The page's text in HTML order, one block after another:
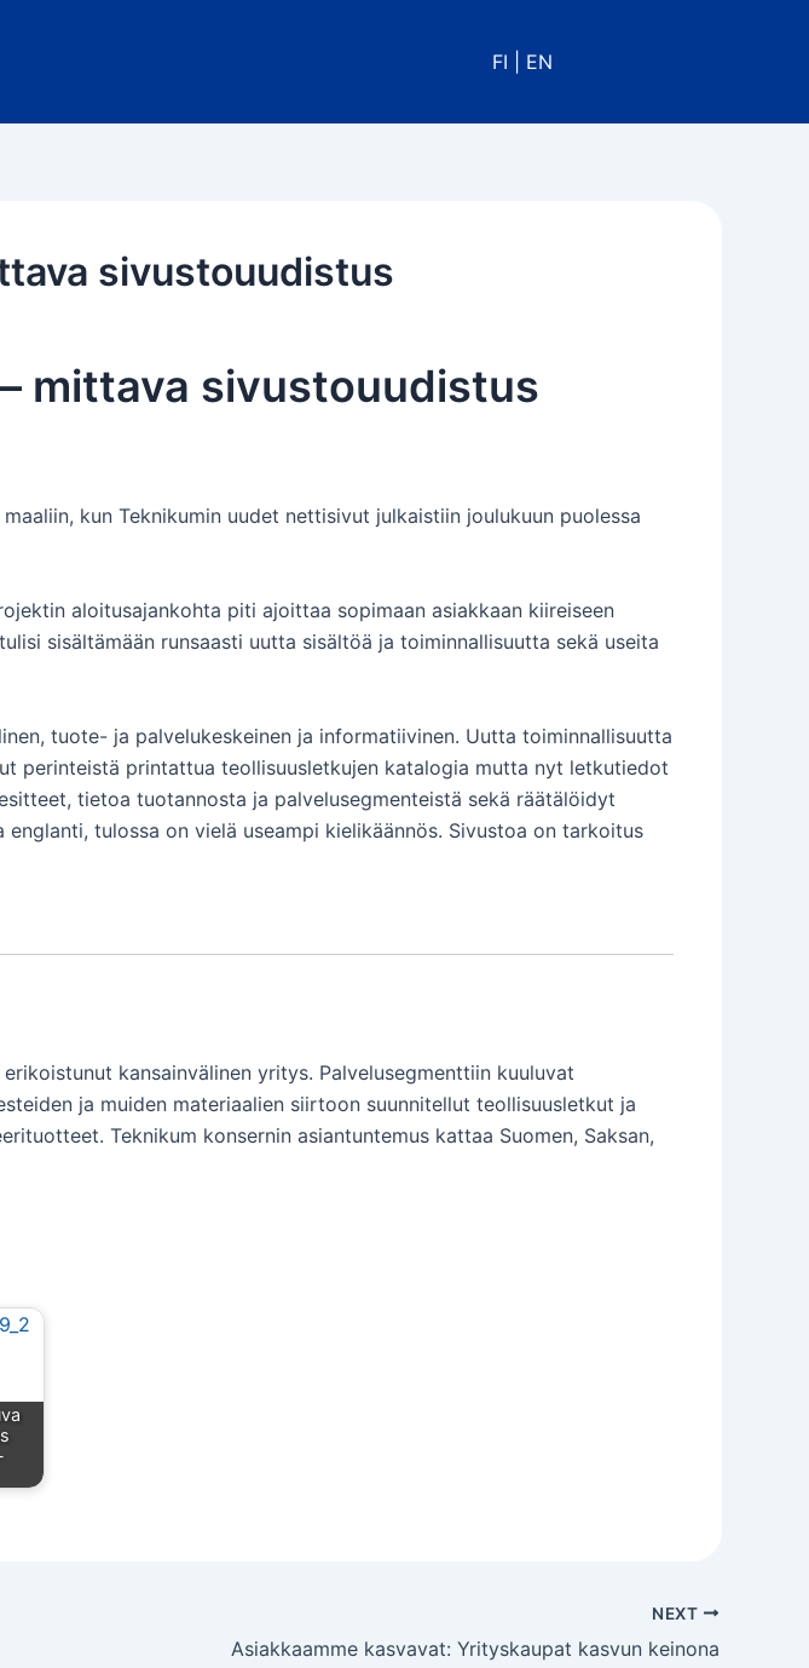
FI EN
sivustouudistus
mittava sivustouudistus
kun Teknikumin uudet nettisivut julkaistiin joulukuun puolessa
aloitusajankohta piti ajoittaa sopimaan asiakkaan kiireiseen
sisältämään runsaasti uutta sisältöä ja toiminnallisuutta sekä useita
tuote- ja palvelukeskeinen ja informatiivinen. Uutta toiminnallisuutta
perinteistä printattua teollisuusletkujen katalogia mutta nyt letkutiedot
tietoa tuotannosta ja palvelusegmenteistä sekä räätälöidyt
tulossa on vielä useampi kielikäännös. Sivustoa on tarkoitus
kansainvälinen yritys. Palvelusegmenttiin kuuluvat
ja muiden materiaalien siirtoon suunnitellut teollisuusletkut ja
Teknikum konsernin asiantuntemus kattaa Suomen, Saksan,
NEXT
Asiakkaamme kasvavat: Yrityskaupat kasvun keinona